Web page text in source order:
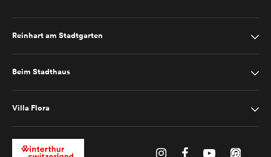
Reinhart am Stadtgarten
Beim Stadthaus
Villa Flora